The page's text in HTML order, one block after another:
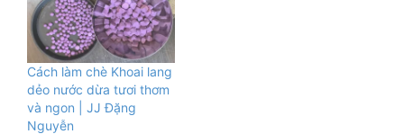
Cách làm chè Khoai lang
dẻo nước dừa tươi thơm
và ngon | JJ Đặng
Nguyễn